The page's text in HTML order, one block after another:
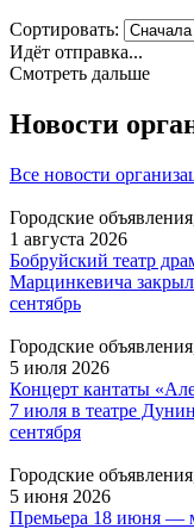
Сортировать:
Идёт отправка...
Смотреть дальше
Новости
Все новости
Городские
1 августа 2026
Бобруйский театр
Марцинкевича
сентябрь
Городские
5 июля 2026
Концерт кантаты
7 июля в театре
сентября
Городские
5 июня 2026
Премьера 18 июня —